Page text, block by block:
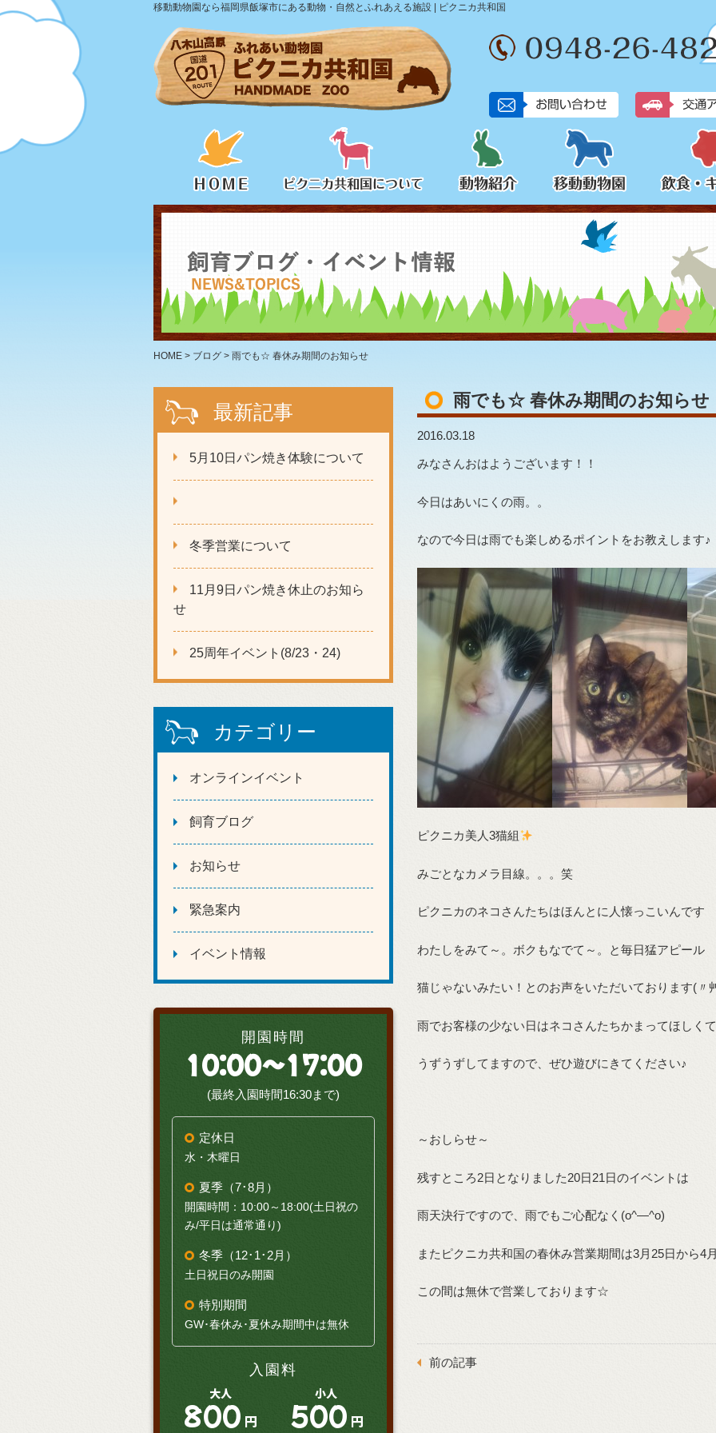
移動動物園なら福岡県飯塚市にある動物・自然とふれあえる施設 | ピクニカ共和国
HOME > ブログ > 雨でも☆ 春休み期間のお知らせ
雨でも☆ 春休み期間のお知らせ
2016.03.18
みなさんおはようございます！！
今日はあいにくの雨。。
なので今日は雨でも楽しめるポイントをお教えします♪
ピクニカ美人3猫組
みごとなカメラ目線。。。笑
ピクニカのネコさんたちはほんとに人懐っこいんです
わたしをみて～。ボクもなでて～。と毎日猛アピール
猫じゃないみたい！とのお声をいただいております(〃
雨でお客様の少ない日はネコさんたちかまってほしくて
うずうずしてますので、ぜひ遊びにきてください♪
～おしらせ～
残すところ2日となりました20日21日のイベントは
雨天決行ですので、雨でもご心配なく(o^―^o)
またピクニカ共和国の春休み営業期間は3月25日から4
この間は無休で営業しております☆
前の記事
最新記事
5月10日パン焼き体験について
冬季営業について
11月9日パン焼き休止のお知ら
せ
25周年イベント(8/23・24)
カテゴリー
オンラインイベント
飼育ブログ
お知らせ
緊急案内
イベント情報
開園時間
10:00～17:00
(最終入園時間16:30まで)
定休日
水・木曜日
夏季（7･8月）
開園時間：10:00～18:00(土日祝の
み/平日は通常通り)
冬季（12･1･2月）
土日祝日のみ開園
特別期間
GW･春休み･夏休み期間中は無休
入園料
大人
800 円
小人
500 円